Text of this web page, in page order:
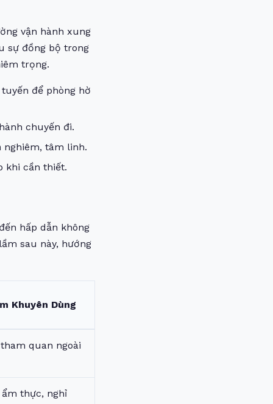
vận hành xung
sự đồng bộ trong
trọng.
để phòng hờ
chuyến đi.
nghiêm, tâm linh.
khi cần thiết.
hấp dẫn không
sau này, hướng
Khuyên Dùng
quan ngoài
thực, nghỉ